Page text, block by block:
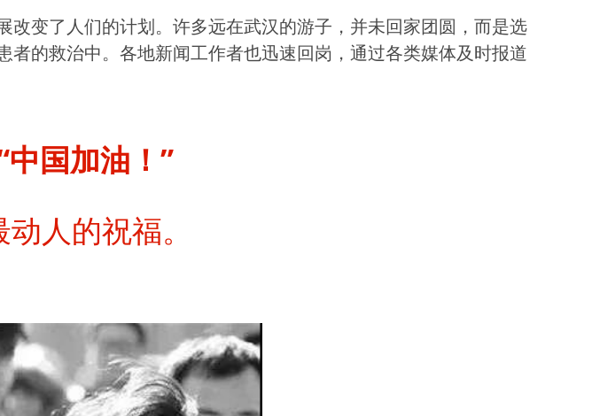
变了人们的计划。许多远在武汉的游子，并未回家团圆，而是选
的救治中。各地新闻工作者也迅速回岗，通过各类媒体及时报道
中国加油！”
人的祝福。